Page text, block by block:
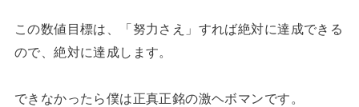
この数値目標は、「努力さえ」すれば絶対に達成できる
ので、絶対に達成します。
できなかったら僕は正真正銘の激ヘボマンです。